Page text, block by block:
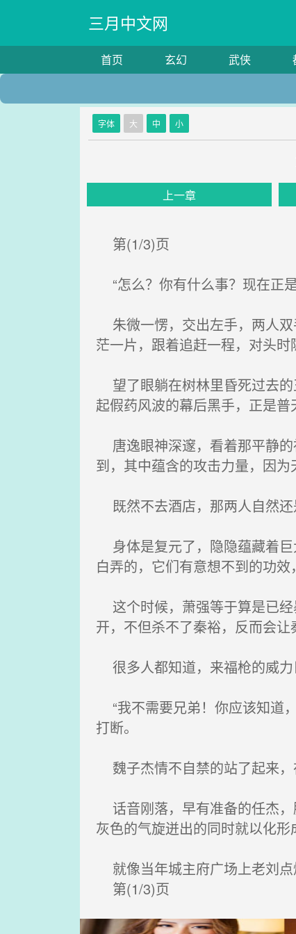
三月中文网
首页 玄幻 武侠
字体 大 中 小
上一章
第(1/3)页
“怎么？你有什么事？现在正
朱微一愣，交出左手，两人双
茫一片，跟着追赶一程，对头时
望了眼躺在树林里昏死过去的
起假药风波的幕后黑手，正是普
唐逸眼神深邃，看着那平静的
到，其中蕴含的攻击力量，因为
既然不去酒店，那两人自然还
身体是复元了，隐隐蕴藏着巨
白弄的，它们有意想不到的功效
这个时候，萧强等于算是已经
开，不但杀不了秦裕，反而会让
很多人都知道，来福枪的威力
“我不需要兄弟！你应该知道
打断。
魏子杰情不自禁的站了起来，
话音刚落，早有准备的任杰，
灰色的气旋迸出的同时就以化形
就像当年城主府广场上老刘点
第(1/3)页